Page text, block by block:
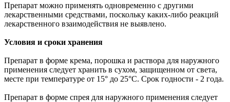
Препарат можно применять одновременно с другими
лекарственными средствами, поскольку каких-либо реакций
лекарственного взаимодействия не выявлено.
Условия и сроки хранения
Препарат в форме крема, порошка и раствора для наружного
применения следует хранить в сухом, защищенном от света,
месте при температуре от 15° до 25°С. Срок годности - 2 года.
Препарат в форме спрея для наружного применения следует